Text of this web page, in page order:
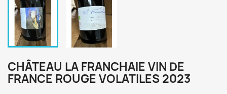
CHÂTEAU LA FRANCHAIE VIN DE
FRANCE ROUGE VOLATILES 2023